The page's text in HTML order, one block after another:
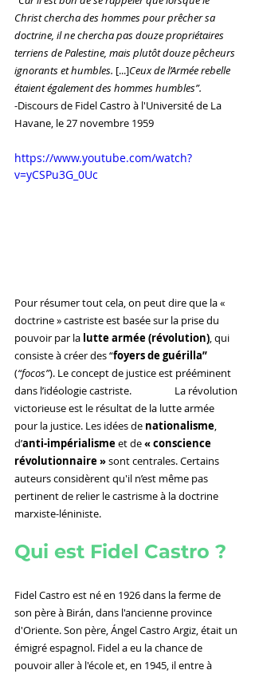
Christ chercha des hommes pour prêcher sa
doctrine, il ne chercha pas douze propriétaires
terriens de Palestine, mais plutôt douze pêcheurs
ignorants et humbles. [...]Ceux de l’Armée rebelle
étaient également des hommes humbles”.
-Discours de Fidel Castro à l'Université de La
Havane, le 27 novembre 1959
https://www.youtube.com/watch?
v=yCSPu3G_0Uc
Pour résumer tout cela, on peut dire que la «
doctrine » castriste est basée sur la prise du
pouvoir par la lutte armée (révolution), qui
consiste à créer des “foyers de guérilla”
(“focos”). Le concept de justice est prééminent
dans l’idéologie castriste.                  La révolution
victorieuse est le résultat de la lutte armée
pour la justice. Les idées de nationalisme,
d’anti-impérialisme et de « conscience
révolutionnaire » sont centrales. Certains
auteurs considèrent qu'il n’est même pas
pertinent de relier le castrisme à la doctrine
marxiste-léniniste.
Qui est Fidel Castro ?
Fidel Castro est né en 1926 dans la ferme de
son père à Birán, dans l'ancienne province
d'Oriente. Son père, Ángel Castro Argiz, était un
émigré espagnol. Fidel a eu la chance de
pouvoir aller à l'école et, en 1945, il entre à